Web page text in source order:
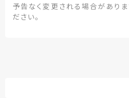
予告なく変更される場合がありま
ださい。